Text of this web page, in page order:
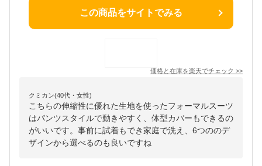
この商品をサイトでみる
価格と在庫を楽天でチェック >>
クミカン(40代・女性)
こちらの伸縮性に優れた生地を使ったフォーマルスーツ
はパンツスタイルで動きやすく、体型カバーもできるの
がいいです。事前に試着もでき家庭で洗え、6つののデ
ザインから選べるのも良いですね